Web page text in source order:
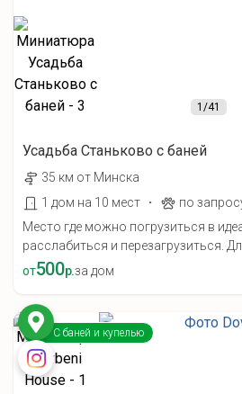
1/41
Усадьба Станьково с баней
35 км от Минска
1 дом на 10 мест
·
по
Место где можно погрузиться в
расслабиться и перезагрузиться.
от500р.за дом
С баней и купелью